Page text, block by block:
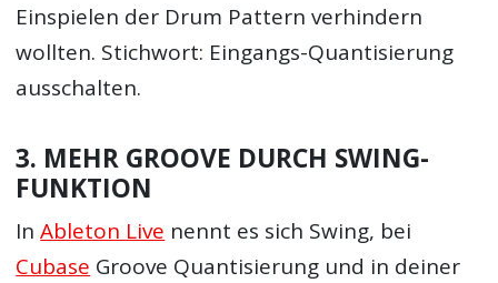
Einspielen der Drum Pattern verhindern
wollten. Stichwort: Eingangs-Quantisierung
ausschalten.
3. MEHR GROOVE DURCH SWING-
FUNKTION
InAbleton Live nennt es sich Swing, bei
Cubase Groove Quantisierung und in deiner